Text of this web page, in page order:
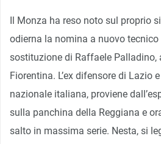
Il Monza ha reso noto sul proprio
odierna la nomina a nuovo tecnico
sostituzione di Raffaele Palladino,
Fiorentina. L’ex difensore di Lazio
nazionale italiana, proviene
sulla panchina della Reggiana e
salto in massima serie. Nesta, si